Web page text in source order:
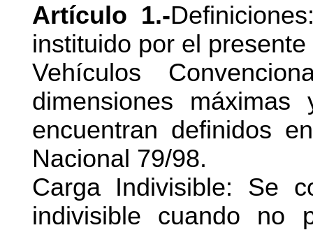
Artículo 1.-
instituido por el
Vehículos
dimensiones
encuentran definidos
Nacional 79/98.
Carga Indivisible: Se
indivisible cuando no